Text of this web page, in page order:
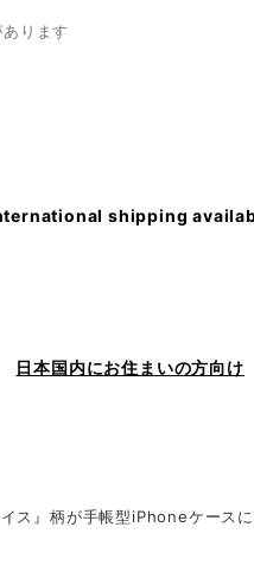
ります
shipping
日本国内にお住まいの方向け
ス』柄が手帳型iPhoneケースに